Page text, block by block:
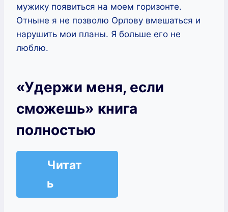
мужику появиться на моем горизонте.
Отныне я не позволю Орлову вмешаться и
нарушить мои планы. Я больше его не
люблю.
«Удержи меня, если
сможешь» книга
полностью
Читат
ь